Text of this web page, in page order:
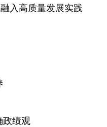
入高质量发展实践
政绩观